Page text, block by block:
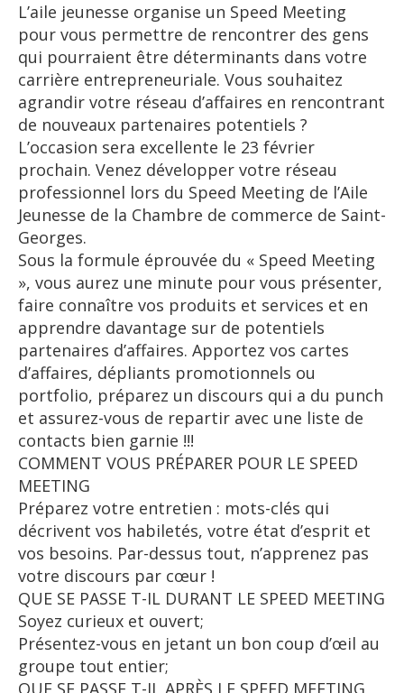
L’aile jeunesse organise un Speed Meeting
pour vous permettre de rencontrer des gens
qui pourraient être déterminants dans votre
carrière entrepreneuriale. Vous souhaitez
agrandir votre réseau d’affaires en rencontrant
de nouveaux partenaires potentiels ?
L’occasion sera excellente le 23 février
prochain. Venez développer votre réseau
professionnel lors du Speed Meeting de l’Aile
Jeunesse de la Chambre de commerce de Saint-
Georges.
Sous la formule éprouvée du « Speed Meeting
», vous aurez une minute pour vous présenter,
faire connaître vos produits et services et en
apprendre davantage sur de potentiels
partenaires d’affaires. Apportez vos cartes
d’affaires, dépliants promotionnels ou
portfolio, préparez un discours qui a du punch
et assurez-vous de repartir avec une liste de
contacts bien garnie !!!
COMMENT VOUS PRÉPARER POUR LE SPEED
MEETING
Préparez votre entretien : mots-clés qui
décrivent vos habiletés, votre état d’esprit et
vos besoins. Par-dessus tout, n’apprenez pas
votre discours par cœur !
QUE SE PASSE T-IL DURANT LE SPEED MEETING
Soyez curieux et ouvert;
Présentez-vous en jetant un bon coup d’œil au
groupe tout entier;
QUE SE PASSE T-IL APRÈS LE SPEED MEETING